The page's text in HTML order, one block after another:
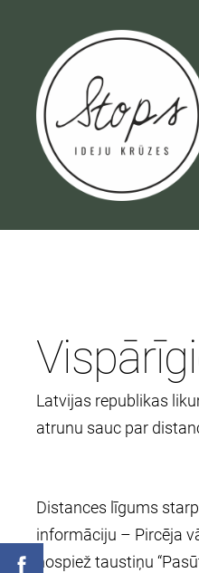
Latvijas republikas
atrunu sauc par
Distances līgums
informāciju – Pircēja
nospiež taustiņu